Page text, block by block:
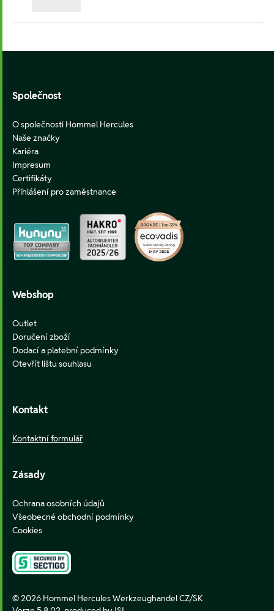
Footer
Společnost
O společnosti Hommel Hercules
Naše značky
Kariéra
Impresum
Certifikáty
Přihlášení pro zaměstnance
Webshop
Outlet
Doručení zboží
Dodací a platební podmínky
Otevřít lištu souhlasu
Kontakt
Kontaktní formulář
Zásady
Ochrana osobních údajů
Všeobecné obchodní podmínky
Cookies
© 2026 Hommel Hercules Werkzeughandel CZ/SK